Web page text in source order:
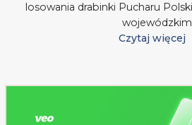
losowania drabinki Pucharu
Czytaj więcej